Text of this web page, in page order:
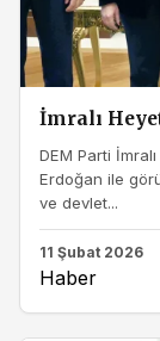
İmralı
DEM Parti
Erdoğan ile
ve devlet...
11 Şubat 2026
Haber